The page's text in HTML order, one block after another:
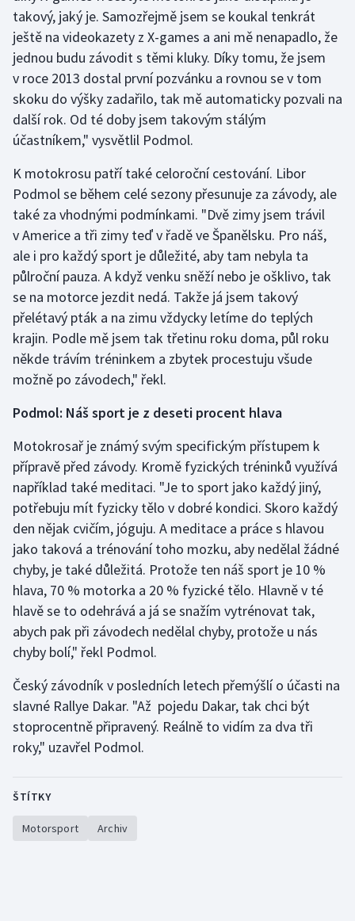
takový, jaký je. Samozřejmě jsem se koukal tenkrát
ještě na videokazety z X-games a ani mě nenapadlo, že
jednou budu závodit s těmi kluky. Díky tomu, že jsem
v roce 2013 dostal první pozvánku a rovnou se v tom
skoku do výšky zadařilo, tak mě automaticky pozvali na
další rok. Od té doby jsem takovým stálým
účastníkem," vysvětlil Podmol.
K motokrosu patří také celoroční cestování. Libor
Podmol se během celé sezony přesunuje za závody, ale
také za vhodnými podmínkami. "Dvě zimy jsem trávil
v Americe a tři zimy teď v řadě ve Španělsku. Pro náš,
ale i pro každý sport je důležité, aby tam nebyla ta
půlroční pauza. A když venku sněží nebo je ošklivo, tak
se na motorce jezdit nedá. Takže já jsem takový
přelétavý pták a na zimu vždycky letíme do teplých
krajin. Podle mě jsem tak třetinu roku doma, půl roku
někde trávím tréninkem a zbytek procestuju všude
možně po závodech," řekl.
Podmol: Náš sport je z deseti procent hlava
Motokrosař je známý svým specifickým přístupem k
přípravě před závody. Kromě fyzických tréninků využívá
například také meditaci. "Je to sport jako každý jiný,
potřebuju mít fyzicky tělo v dobré kondici. Skoro každý
den nějak cvičím, jóguju. A meditace a práce s hlavou
jako taková a trénování toho mozku, aby nedělal žádné
chyby, je také důležitá. Protože ten náš sport je 10 %
hlava, 70 % motorka a 20 % fyzické tělo. Hlavně v té
hlavě se to odehrává a já se snažím vytrénovat tak,
abych pak při závodech nedělal chyby, protože u nás
chyby bolí," řekl Podmol.
Český závodník v posledních letech přemýšlí o účasti na
slavné Rallye Dakar. "Až pojedu Dakar, tak chci být
stoprocentně připravený. Reálně to vidím za dva tři
roky," uzavřel Podmol.
ŠTÍTKY
Motorsport Archiv